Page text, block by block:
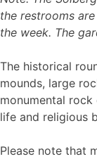
the restrooms
the week. The
The historical
mounds, large
monumental
life and religious
Please note that